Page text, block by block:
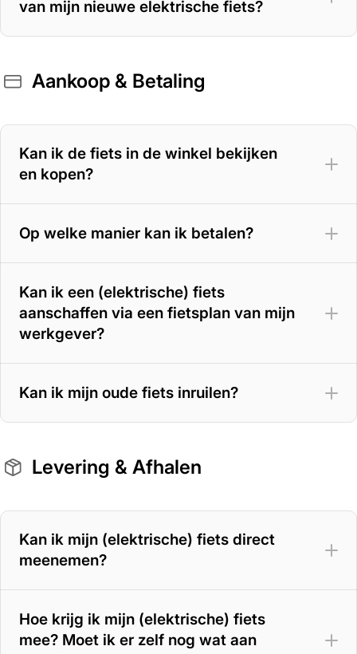
van mijn nieuwe elektrische fiets?
400 Wh accu– 70 tot 100 km
500 Wh accu– 100 tot 125 km
625 Wh accu
Aankoop & Betaling
Kan ik de fiets in de winkel bekijken
en kopen?
Op welke manier kan ik betalen?
Kan ik een (elektrische) fiets
aanschaffen via een fietsplan van mijn
werkgever?
Kan ik mijn oude fiets inruilen?
Levering & Afhalen
Kan ik mijn (elektrische) fiets direct
meenemen?
Hoe krijg ik mijn (elektrische) fiets
mee? Moet ik er zelf nog wat aan